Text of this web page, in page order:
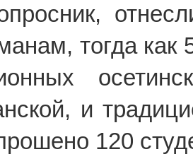
опросник,
тогда
и
120